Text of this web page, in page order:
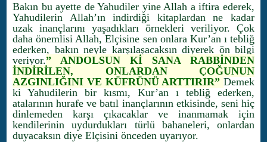
Bakın bu ayette de Yahudiler yine Allah a iftira ederek,
Yahudilerin Allah’ın indirdiği kitaplardan ne kadar
uzak inançlarını yaşadıkları örnekleri veriliyor. Çok
daha önemlisi Allah, Elçisine sen onlara Kur’an ı tebliğ
ederken, bakın neyle karşılaşacaksın diyerek ön bilgi
veriyor.” ANDOLSUN Kİ SANA RABBİNDEN
İNDİRİLEN, ONLARDAN ÇOĞUNUN
AZGINLIĞINI VE KÜFRÜNÜ ARTTIRIR” Demek
ki Yahudilerin bir kısmı, Kur’an ı tebliğ ederken,
atalarının hurafe ve batıl inançlarının etkisinde, seni hiç
dinlemeden karşı çıkacaklar ve inanmamak için
kendilerinin uydurdukları türlü bahaneleri, onlardan
duyacaksın diye Elçisini önceden uyarıyor.